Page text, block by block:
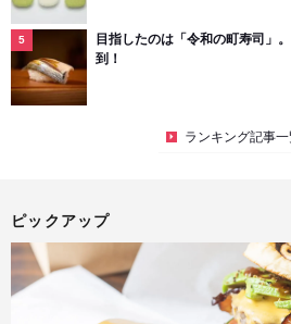
目指したのは「令和の町寿司」
到！
ランキング記事
ピックアップ